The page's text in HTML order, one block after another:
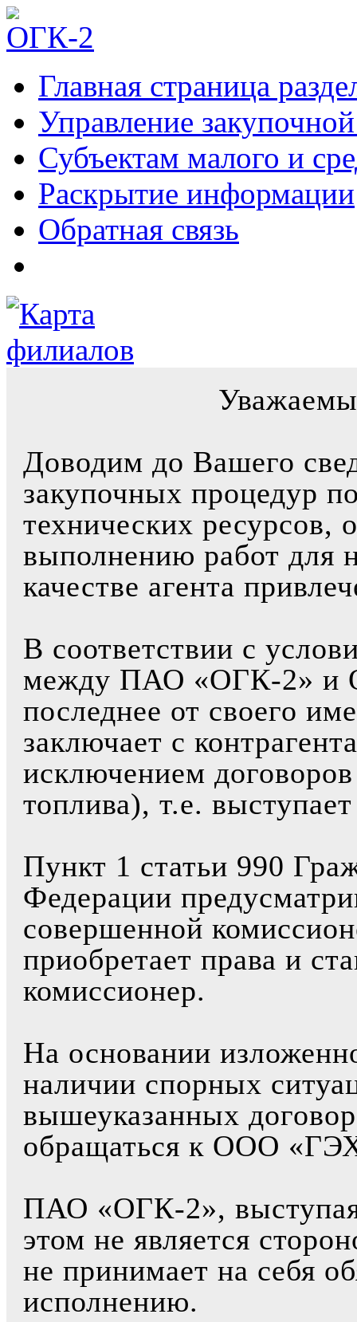
Главная страница
Управление
Субъектам малого и
Раскрытие информации
Обратная связь
Доводим до Вашего
закупочных процедур
технических ресурсов,
выполнению работ
качестве агента
В соответствии с
между ПАО «ОГК-2» и
последнее от своего
заключает с
исключением
топлива), т.е.
Пункт 1 статьи 990
Федерации
совершенной
приобретает права и
комиссионер.
На основании
наличии спорных
вышеуказанных
обращаться к ООО
ПАО «ОГК-2», выступая
этом не является
не принимает на себя
исполнению.